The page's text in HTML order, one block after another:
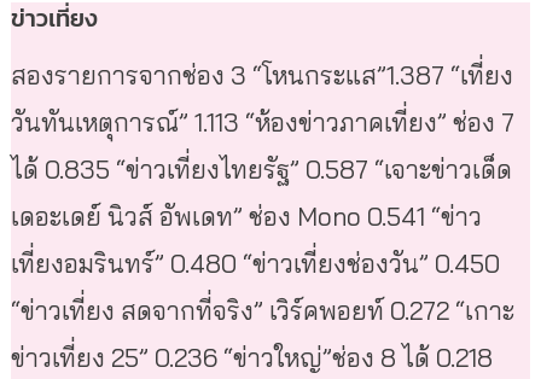
ข่าวเที่ยง
สองรายการจากช่อง 3 “โหนกระแส”1.387 “เที่ยง
วันทันเหตุการณ์” 1.113 “ห้องข่าวภาคเที่ยง” ช่อง 7
ได้ 0.835 “ข่าวเที่ยงไทยรัฐ” 0.587 “เจาะข่าวเด็ด
เดอะเดย์ นิวส์ อัพเดท” ช่อง Mono 0.541 “ข่าว
เที่ยงอมรินทร์” 0.480 “ข่าวเที่ยงช่องวัน” 0.450
“ข่าวเที่ยง สดจากที่จริง” เวิร์คพอยท์ 0.272 “เกาะ
ข่าวเที่ยง 25” 0.236 “ข่าวใหญ่”ช่อง 8 ได้ 0.218